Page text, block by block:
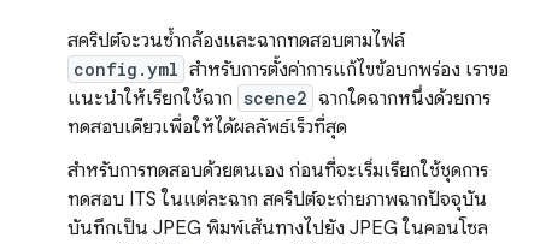
สคริปต์จะวนซ้ำกล้องและฉากทดสอบตามไฟล์
config.yml สำหรับการตั้งค่าการแก้ไขข้อบกพร่อง เราขอ
แนะนำให้เรียกใช้ฉาก scene2 ฉากใดฉากหนึ่งด้วยการ
ทดสอบเดียวเพื่อให้ได้ผลลัพธ์เร็วที่สุด
สำหรับการทดสอบด้วยตนเอง ก่อนที่จะเริ่มเรียกใช้ชุดการ
ทดสอบ ITS ในแต่ละฉาก สคริปต์จะถ่ายภาพฉากปัจจุบัน
บันทึกเป็น JPEG พิมพ์เส้นทางไปยัง JPEG ในคอนโซล